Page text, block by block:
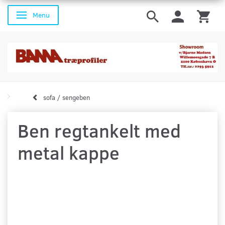
Skifte navigation
Menu
sofa / sengeben
Ben regtankelt med
metal kappe